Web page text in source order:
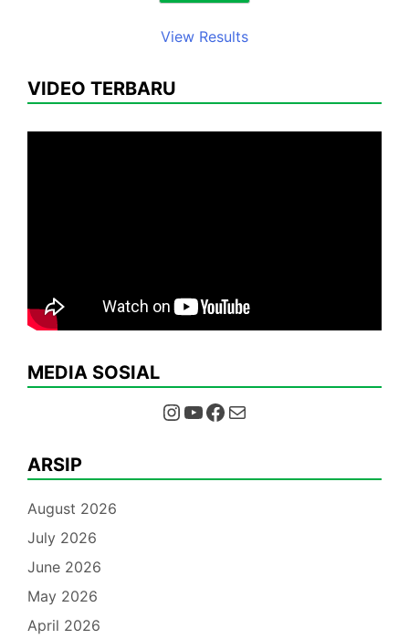
View Results
VIDEO TERBARU
MEDIA SOSIAL
Instagram YouTube Facebook Mail
ARSIP
August 2026
July 2026
June 2026
May 2026
April 2026